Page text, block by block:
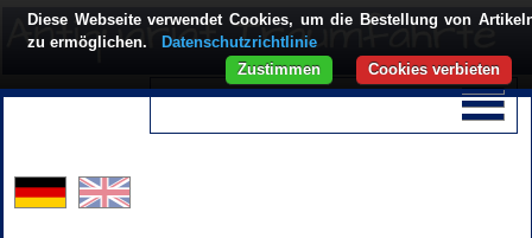
Diese Webseite verwendet Cookies, um die Bestellung von
zu ermöglichen.
Datenschutzrichtlinie
Cookies verbieten
Zustimmen